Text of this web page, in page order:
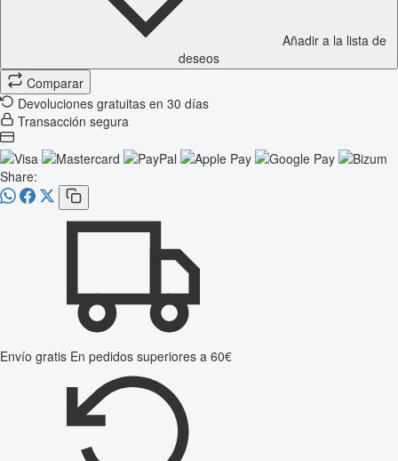
Añadir a la lista de
deseos
Comparar
Devoluciones gratuitas en 30 días
Transacción segura
Share:
Envío gratis En pedidos superiores a 60€